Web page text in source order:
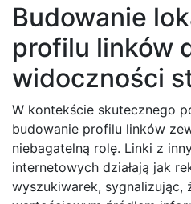
Budowanie
profilu linków
widoczności
W kontekście skutecznego
budowanie profilu linków
niebagatelną rolę. Linki z
internetowych działają jak
wyszukiwarek, sygnalizując,